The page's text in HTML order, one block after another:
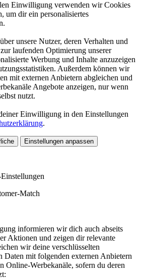
Einwilligung verwenden wir Cookies
um dir ein personalisiertes
unsere Nutzer, deren Verhalten und
laufenden Optimierung unserer
Werbung und Inhalte anzuzeigen
Außerdem können wir
mit externen Anbietern abgleichen und
Angebote anzeigen, nur wenn
nutzt.
Einwilligung in den Einstellungen
.
Einstellungen anpassen
Match
informieren wir dich auch abseits
Aktionen und zeigen dir relevante
wir deine verschlüsselten
Daten mit folgenden externen Anbietern
Online-Werbekanäle, sofern du deren